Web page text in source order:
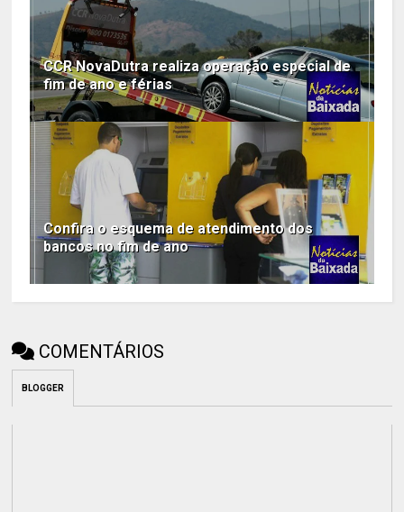
CCR NovaDutra realiza operação especial de
fim de ano e férias
Confira o esquema de atendimento dos
bancos no fim de ano
COMENTÁRIOS
BLOGGER